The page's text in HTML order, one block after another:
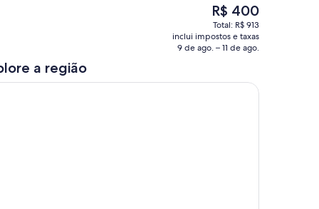
Terraço/pátio
O
preço
atual
é
R$ 400
Total: R$ 913
inclui impostos e taxas
9 de ago. – 11 de ago.
a região